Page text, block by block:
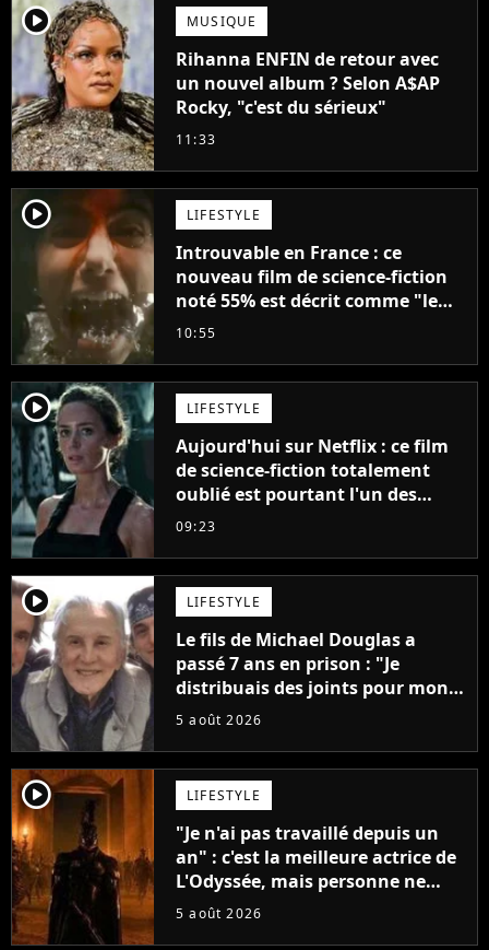
player2 MUSIQUE
Rihanna ENFIN de retour avec
un nouvel album ? Selon A$AP
Rocky, "c'est du sérieux"
11:33
player2 LIFESTYLE
Introuvable en France : ce
nouveau film de science-fiction
noté 55% est décrit comme "le
plus stupide de l'année"
10:55
player2 LIFESTYLE
Aujourd'hui sur Netflix : ce film
de science-fiction totalement
oublié est pourtant l'un des
meilleurs des années 2010
09:23
player2 LIFESTYLE
Le fils de Michael Douglas a
passé 7 ans en prison : "Je
distribuais des joints pour mon
père"
5 août 2026
player2 LIFESTYLE
"Je n'ai pas travaillé depuis un
an" : c'est la meilleure actrice de
L'Odyssée, mais personne ne
veut lui donner de rôle au
5 août 2026